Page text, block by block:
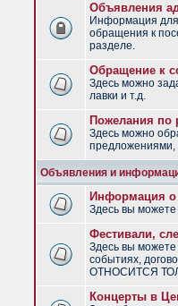
Объявления
Информация
обращения к
разделе.
Обращение к
Здесь можно
лавки и т.д.
Пожелания по
Здесь можно
предложениями,
Объявления и
Информация о
Здесь вы
Фестивали,
Здесь вы
событиях,
ОТНОСИТСЯ
Концерты в